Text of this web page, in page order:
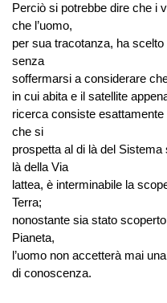
Perciò si potrebbe dire che i
che l’uomo,
per sua tracotanza, ha
senza
soffermarsi a considerare
in cui abita e il satellite
ricerca consiste
che si
prospetta al di là del
là della Via
lattea, è interminabile la
Terra;
nonostante sia stato
Pianeta,
l’uomo non accetterà mai
di conoscenza.